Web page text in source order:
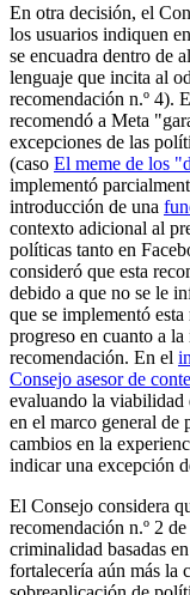
En otra decisión, el
los usuarios indiquen
se encuadra dentro de
lenguaje que incita al
recomendación n.º 4).
recomendó a Meta
excepciones de las
(caso El meme de los
implementó
introducción de una
contexto adicional al
políticas tanto en
consideró que esta
debido a que no se le
que se implementó
progreso en cuanto a
recomendación. En el
Consejo asesor de
evaluando la viabilidad
en el marco general de
cambios en la
indicar una excepción
El Consejo considera
recomendación n.º 2
criminalidad basadas
fortalecería aún más la